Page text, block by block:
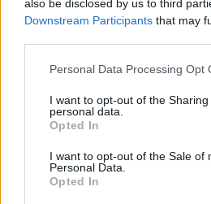
also be disclosed by us to third
Downstream Participants that may
Please note that this website/app
not limited to your visit or usage
grant or deny consent to Google
use your data for below specified
consent section.
Personal Data Processing Opt
I want to opt-out of the
personal data.
Opted In
I want to opt-out of the Sale of
Personal Data.
Opted In
Διαβάστε περισσότερα